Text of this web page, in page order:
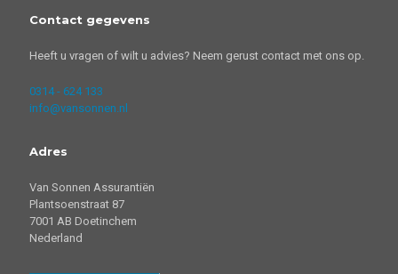
Contact gegevens
Heeft u vragen of wilt u advies? Neem gerust contact met ons op.
0314 - 624 133
info@vansonnen.nl
Adres
Van Sonnen Assurantiën
Plantsoenstraat 87
7001 AB Doetinchem
Nederland